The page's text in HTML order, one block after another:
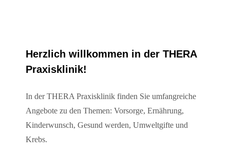
Herzlich willkommen in der THERA
Praxisklinik!
In der THERA Praxisklinik finden Sie umfangreiche
Angebote zu den Themen: Vorsorge, Ernährung,
Kinderwunsch, Gesund werden, Umweltgifte und
Krebs.